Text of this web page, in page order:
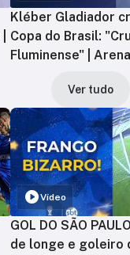
Kléber Gladiador
Copa do Brasil:
Fluminense" |
Ver tudo
Vídeo
GOL DO SÃO
de longe e goleiro